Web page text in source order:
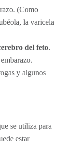
(Como
la varicela
del feto.
y algunos
se utiliza para
estar